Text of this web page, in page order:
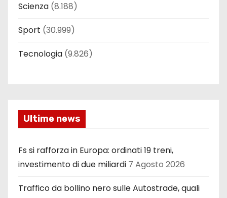
Scienza (8.188)
Sport (30.999)
Tecnologia (9.826)
Ultime news
Fs si rafforza in Europa: ordinati 19 treni,
investimento di due miliardi 7 Agosto 2026
Traffico da bollino nero sulle Autostrade, quali